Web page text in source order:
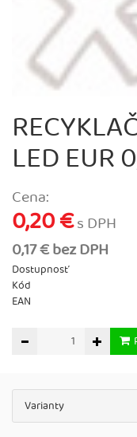
LED EUR
Cena:
0,20 €s DPH
0,17 € bez DPH
Dostupnosť
Kód
EAN
Varianty